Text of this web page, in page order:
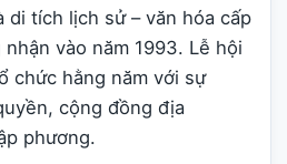
di tích lịch sử – văn hóa cấp
vào năm 1993. Lễ hội
chức hằng năm với sự
cộng đồng địa
phương.